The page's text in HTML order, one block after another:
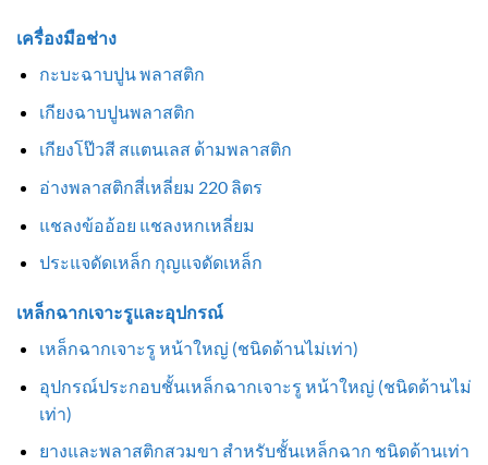
เครื่องมือช่าง
กะบะฉาบปูน พลาสติก
เกียงฉาบปูนพลาสติก
เกียงโป๊วสี สแตนเลส ด้ามพลาสติก
อ่างพลาสติกสี่เหลี่ยม 220 ลิตร
แชลงข้ออ้อย แชลงหกเหลี่ยม
ประแจดัดเหล็ก กุญแจดัดเหล็ก
เหล็กฉากเจาะรูและอุปกรณ์
เหล็กฉากเจาะรู หน้าใหญ่ (ชนิดด้านไม่เท่า)
อุปกรณ์ประกอบชั้นเหล็กฉากเจาะรู หน้าใหญ่ (ชนิดด้านไม่
เท่า)
ยางและพลาสติกสวมขา สำหรับชั้นเหล็กฉาก ชนิดด้านเท่า